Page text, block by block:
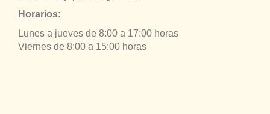
Horarios:
Lunes a jueves de 8:00 a 17:00 horas
Viernes de 8:00 a 15:00 horas